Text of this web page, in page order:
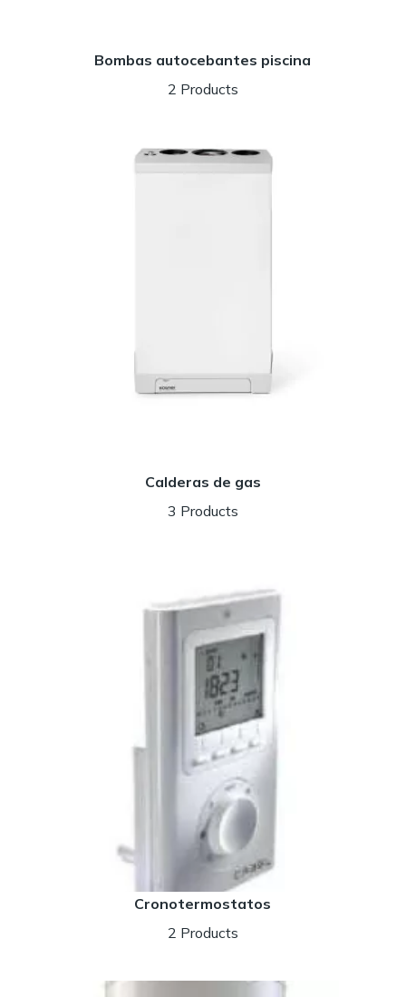
Bombas autocebantes piscina
2 Products
Calderas de gas
3 Products
Cronotermostatos
2 Products